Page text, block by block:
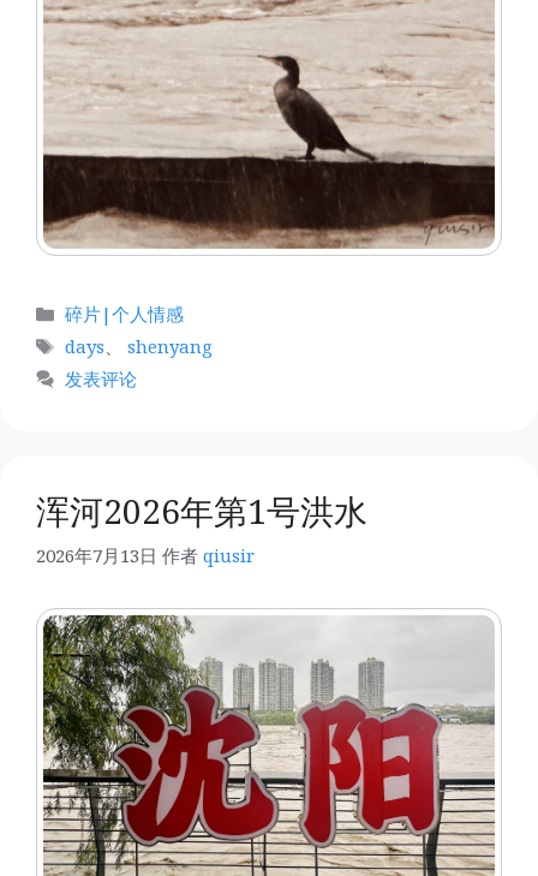
分
类
碎片|个人情感
标
签
days
shenyang
发表评论
浑河2026年第1号洪水
2026年7月13日 作者 qiusir